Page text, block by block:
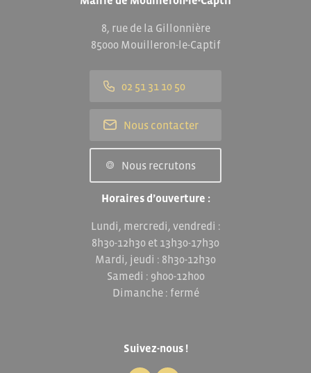
8, rue de la Gillonnière
85000 Mouilleron-le-Captif
02 51 31 10 50
Nous contacter
Nous recrutons
Horaires d’ouverture :
Lundi, mercredi, vendredi :
8h30-12h30 et 13h30-17h30
Mardi, jeudi : 8h30-12h30
Samedi : 9h00-12h00
Dimanche : fermé
Suivez-nous !